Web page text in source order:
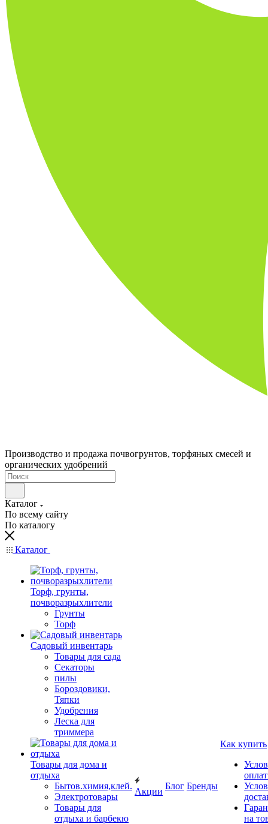
Производство и продажа почвогрунтов, торфяных смесей и
органических удобрений
Каталог
По всему сайту
По каталогу
Каталог
Торф, грунты,
почворазрыхлители
Грунты
Торф
Садовый инвентарь
Товары для сада
Секаторы
пилы
Бороздовики,
Тяпки
Удобрения
Леска для
триммера
Товары для дома и
отдыха
Бытов.химия,клей.
Электротовары
Товары для
отдыха и барбекю
Акции
Блог Бренды
Как купить
на